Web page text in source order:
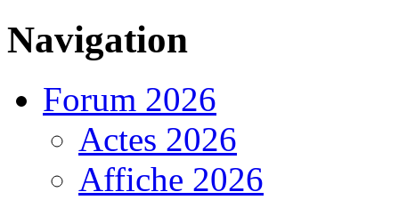
Navigation
Forum 2026
Actes 2026
Affiche 2026